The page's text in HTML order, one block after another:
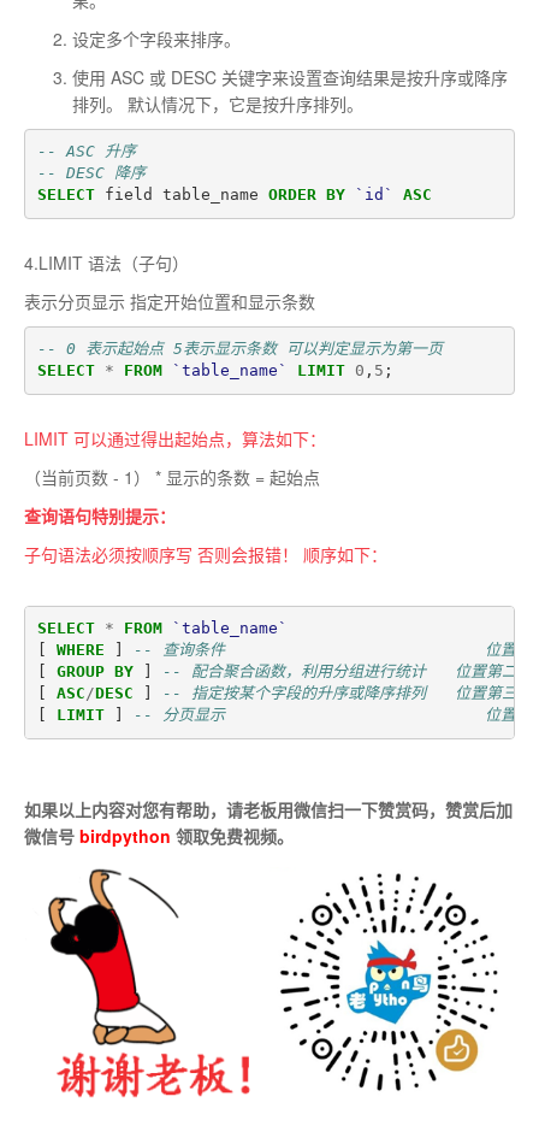
设定多个字段来排序。
使用 ASC 或 DESC 关键字来设置查询结果是按升序或降序
排列。 默认情况下，它是按升序排列。
-- ASC 升序
-- DESC 降序
SELECT
field table_name ORDER BY `id` ASC
4.LIMIT 语法（子句）
表示分页显示 指定开始位置和显示条数
-- 0 表示起始点 5表示显示条数 可以判定显示为第一页
SELECT
* FROM `table_name` LIMIT 0 , 5 ;
LIMIT 可以通过得出起始点，算法如下：
（当前页数 - 1） * 显示的条数 = 起始点
查询语句特别提示：
子句语法必须按顺序写 否则会报错！ 顺序如下：
SELECT * FROM
`table_name`
WHERE
-- 查询条件                           位置第
GROUP BY
-- 配合聚合函数，利用分组进行统计   位置第二个
ASC/DESC
-- 指定按某个字段的升序或降序排列   位置第三个
LIMIT -- 分页显示                           位置第
如果以上内容对您有帮助，请老板用微信扫一下赞赏码，赞赏后加
微信号 birdpython 领取免费视频。